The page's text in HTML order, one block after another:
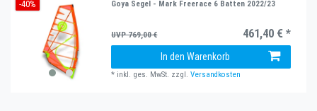
-40% Goya Segel - Mark Freerace 6 Batten 2022/23
UVP 769,00 € 461,40 € *
In den Warenkorb
* inkl. ges. MwSt. zzgl.Versandkosten